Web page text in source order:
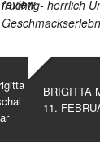
fruchtig- herrlich
BRIGITTA
11.